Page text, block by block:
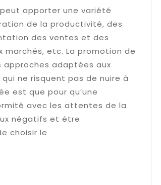
apporter une variété
de la productivité, des
des ventes et des
marchés, etc. La promotion de
approches adaptées aux
ne risquent pas de nuire à
est que pour qu’une
avec les attentes de la
négatifs et être
choisir le